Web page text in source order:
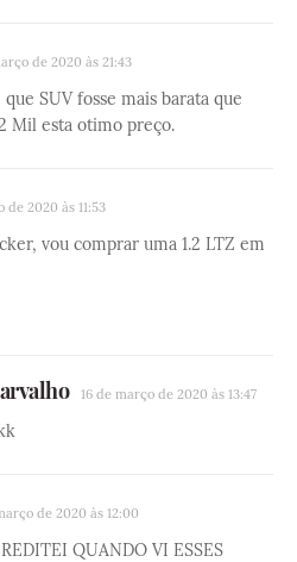
de 2020 às 21:43
SUV fosse mais barata que
Mil esta otimo preço.
de 2020 às 11:53
vou comprar uma 1.2 LTZ em
16 de março de 2020 às 13:47
de 2020 às 12:00
QUANDO VI ESSES